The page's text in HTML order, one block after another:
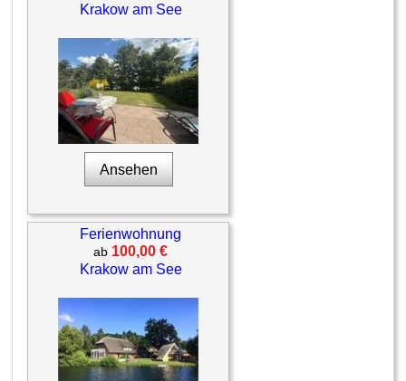
Krakow am See
Ansehen
Ferienwohnung
ab 100,00 €
Krakow am See